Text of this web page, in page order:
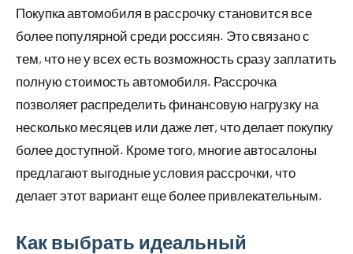
Покупка автомобиля в рассрочку становится все
более популярной среди россиян. Это связано с
тем, что не у всех есть возможность сразу заплатить
полную стоимость автомобиля. Рассрочка
позволяет распределить финансовую нагрузку на
несколько месяцев или даже лет, что делает покупку
более доступной. Кроме того, многие автосалоны
предлагают выгодные условия рассрочки, что
делает этот вариант еще более привлекательным.
Как выбрать идеальный